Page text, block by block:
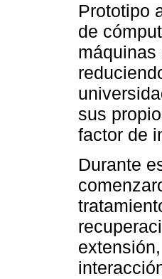
Prototipo
de
sus
factor de
Durante